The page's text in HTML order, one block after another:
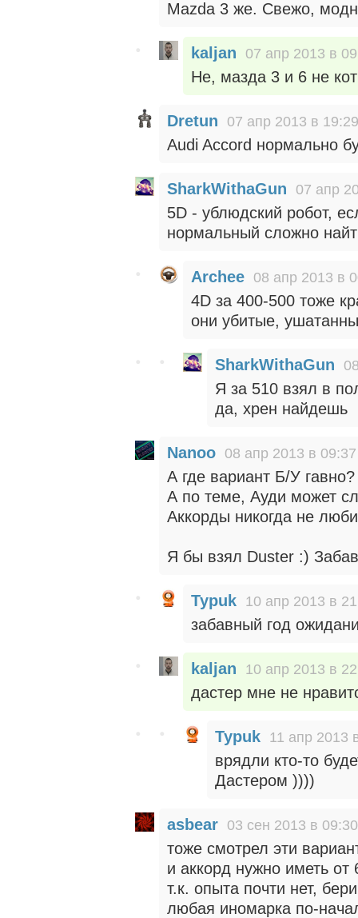
Mazda 3 же. Свежо,
kaljan 07 апр 2013 в
Не, мазда 3 и 6 не
Dretun 07 апр 2013 в 19:29
Audi Accord нормально
SharkWithaGun 07 апр
5D - ублюдский робот,
нормальный сложно
Archee 08 апр 2013 в
4D за 400-500 тоже
они убитые,
SharkWithaGun
Я за 510 взял в
да, хрен найдешь
Nanoo 08 апр 2013 в 09:37
А где вариант Б/У
А по теме, Ауди может
Аккорды никогда не
Я бы взял Duster :)
Typuk 10 апр 2013 в
забавный год
kaljan 10 апр 2013 в
дастер мне не
Typuk 11 апр 2013
врядли кто-то
Дастером ))))
asbear 03 сен 2013 в 09:30
тоже смотрел эти
и аккорд нужно иметь от
т.к. опыта почти нет,
любая иномарка по-